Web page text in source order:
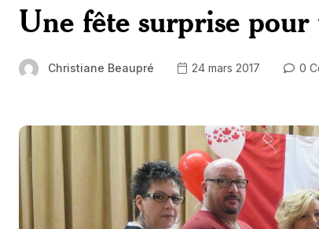
Une fête surprise
Christiane Beaupré 24 mars 2017 0